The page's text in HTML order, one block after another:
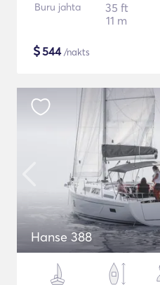
Buru jahta
35 ft
11 m
$544/nakts
Hanse 388